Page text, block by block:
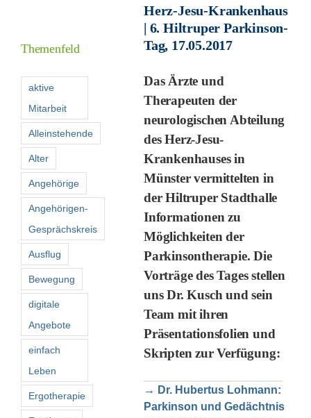
Kontakt
Suche
nach:
Herz-Jesu-Krankenhaus
| 6. Hiltruper Parkinson-
Tag, 17.05.2017
Das Ärzte und
Therapeuten der
neurologischen Abteilung
des Herz-Jesu-
Krankenhauses in
Münster vermittelten in
der Hiltruper Stadthalle
Informationen zu
Möglichkeiten der
Parkinsontherapie. Die
Vorträge des Tages stellen
uns Dr. Kusch und sein
Team mit ihren
Präsentationsfolien und
Skripten zur Verfügung:
→ Dr. Hubertus Lohmann:
Parkinson und Gedächtnis
Themenfeld
aktive
Mitarbeit
Alleinstehende
Alter
Angehörige
Angehörigen-
Gesprächskreis
Ausflug
Bewegung
digitale
Angebote
einfach
Leben
Ergotherapie